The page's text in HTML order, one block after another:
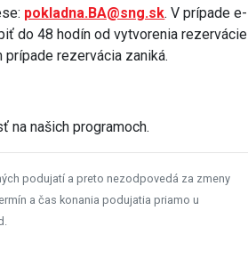
pokladna.BA@sng.sk. V prípade e-
do 48 hodín od vytvorenia rezervácie
rezervácia zaniká.
na našich programoch.
podujatí a preto nezodpovedá za zmeny
a čas konania podujatia priamo u